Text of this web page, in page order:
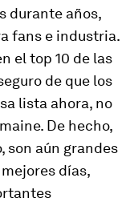
durante años,
fans e industria.
el top 10 de las
de que los
lista ahora, no
De hecho,
son aún grandes
días,